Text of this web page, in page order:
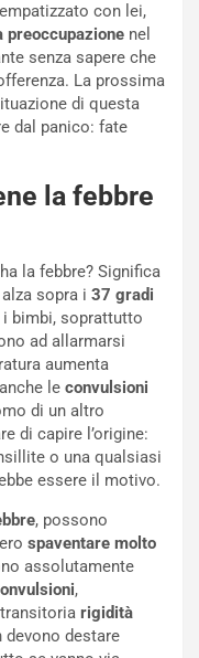
con lei,
preoccupazione nel
senza sapere che
La prossima
di questa
dal panico: fate
la febbre
la febbre? Significa
sopra i 37 gradi
bimbi, soprattutto
ad allarmarsi
aumenta
le convulsioni
di un altro
di capire l’origine:
o una qualsiasi
essere il motivo.
, possono
spaventare molto
assolutamente
,
rigidità
destare